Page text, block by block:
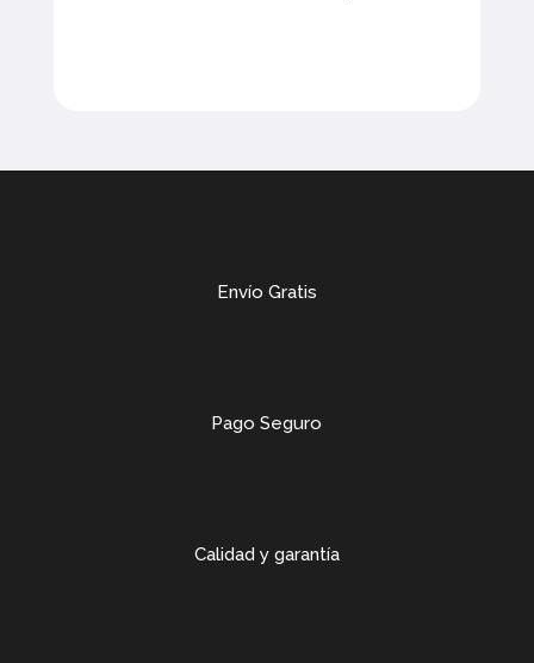
Envío Gratis
Pago Seguro
Calidad y garantía